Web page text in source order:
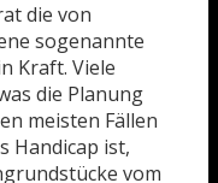
die von
sogenannte
Kraft. Viele
die Planung
meisten Fällen
Handicap ist,
vom